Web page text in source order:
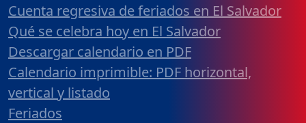
Cuenta regresiva de feriados en El Salvador
Qué se celebra hoy en El Salvador
Descargar calendario en PDF
Calendario imprimible: PDF horizontal,
vertical y listado
Feriados